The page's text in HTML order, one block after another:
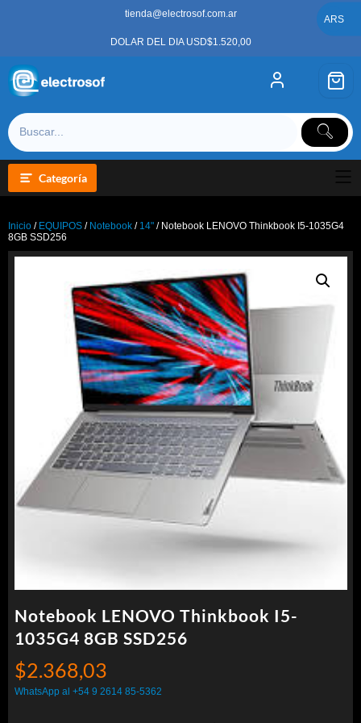
tienda@electrosof.com.ar
DOLAR DEL DIA USD$1.520,00
Categoría
Inicio / EQUIPOS / Notebook / 14" / Notebook LENOVO Thinkbook I5-1035G4
8GB SSD256
Notebook LENOVO Thinkbook I5-
1035G4 8GB SSD256
$2.368,03
WhatsApp al +54 9 2614 85-5362
ARS